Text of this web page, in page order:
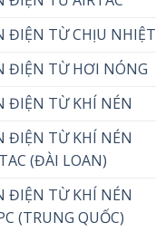
ĐIỆN TỪ CHỊU NHIỆT
ĐIỆN TỪ HƠI NÓNG
ĐIỆN TỪ KHÍ NÉN
ĐIỆN TỪ KHÍ NÉN
(ĐÀI LOAN)
ĐIỆN TỪ KHÍ NÉN
(TRUNG QUỐC)